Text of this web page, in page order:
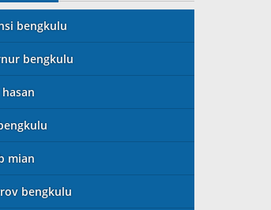
bengkulu
bengkulu
mian
bengkulu